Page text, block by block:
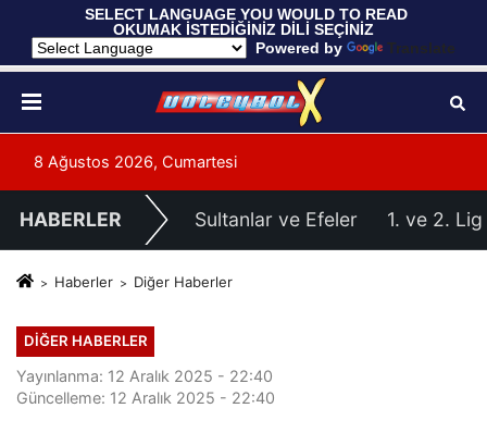
SELECT LANGUAGE YOU WOULD TO READ
OKUMAK İSTEDİĞİNİZ DİLİ SEÇİNİZ
Powered by
Translate
8 Ağustos 2026, Cumartesi
HABERLER Sultanlar ve Efeler 1. ve 2. Lig
Haberler Diğer Haberler
DIĞER HABERLER
Yayınlanma: 12 Aralık 2025 - 22:40
Güncelleme: 12 Aralık 2025 - 22:40